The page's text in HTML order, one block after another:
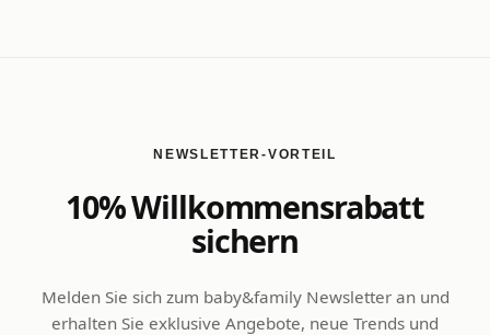
NEWSLETTER-VORTEIL
10% Willkommensrabatt
sichern
Melden Sie sich zum baby&family Newsletter an und
erhalten Sie exklusive Angebote, neue Trends und